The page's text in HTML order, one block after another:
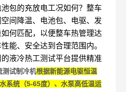
包的充放电工况如何？整车
间降温、电池包、电驱、发
何匹配，以便整车热管理达
能、安全达到合理范围内。
液冷热工测试平台提供精准
测试制冷机根据新能源电驱恒温
系统（5-65度）、水泵高低温运